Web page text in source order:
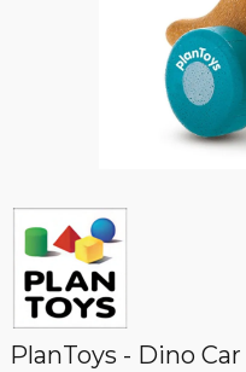
PlanToys - Dino